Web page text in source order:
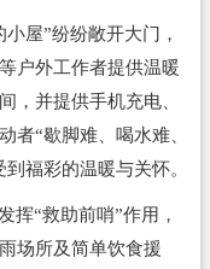
屋”纷纷敞开大门，
户外工作者提供温暖
，并提供手机充电、
者“歇脚难、喝水难、
福彩的温暖与关怀。
“救助前哨”作用，
场所及简单饮食援